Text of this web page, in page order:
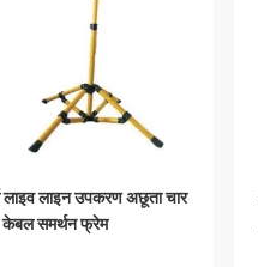
लाइव लाइन उपकरण अछूता चार
केबल समर्थन फ्रेम